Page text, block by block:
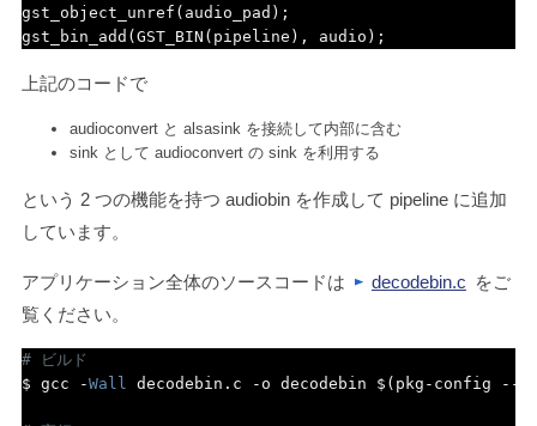
gst_object_unref ( audio_pad );
gst_bin_add ( GST_BIN ( pipeline ), audio );
上記のコードで
audioconvert と alsasink を接続して内部に含む
sink として audioconvert の sink を利用する
という 2 つの機能を持つ audiobin を作成して pipeline に追加
しています。
アプリケーション全体のソースコードは decodebin.c をご
覧ください。
# ビルド
$ gcc
-Wall decodebin . c - o decodebin $ ( pkg - config --